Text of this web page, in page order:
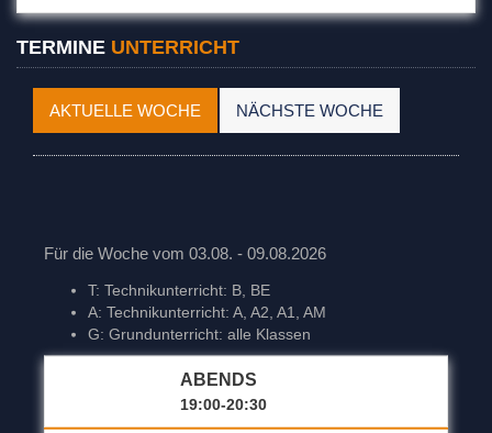
TERMINE UNTERRICHT
AKTUELLE WOCHE NÄCHSTE WOCHE
Für die Woche vom 03.08. - 09.08.2026
T: Technikunterricht: B, BE
A: Technikunterricht: A, A2, A1, AM
G: Grundunterricht: alle Klassen
ABENDS
19:00-20:30